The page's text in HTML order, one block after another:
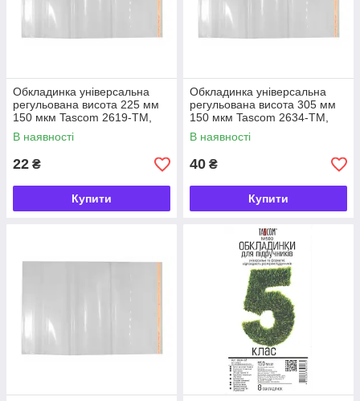
Обкладинка універсальна
регульована висота 225 мм
150 мкм Tascom 2619-TM,
863645
В наявності
22 ₴
Купити
Обкладинка універсальна
регульована висота 305 мм
150 мкм Tascom 2634-TM,
863799
В наявності
40 ₴
Купити